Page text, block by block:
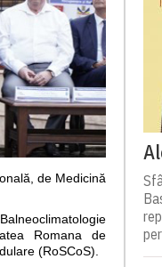
de Medicină
Romana de
(RoSCoS).